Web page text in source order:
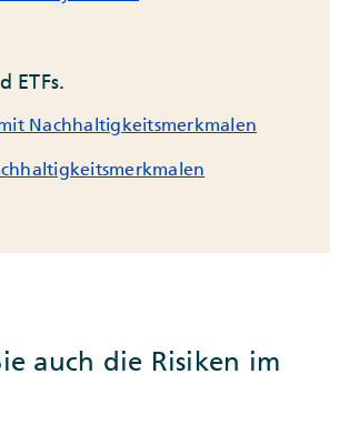
ETFs.
Nachhaltigkeitsmerkmalen
auch die Risiken im